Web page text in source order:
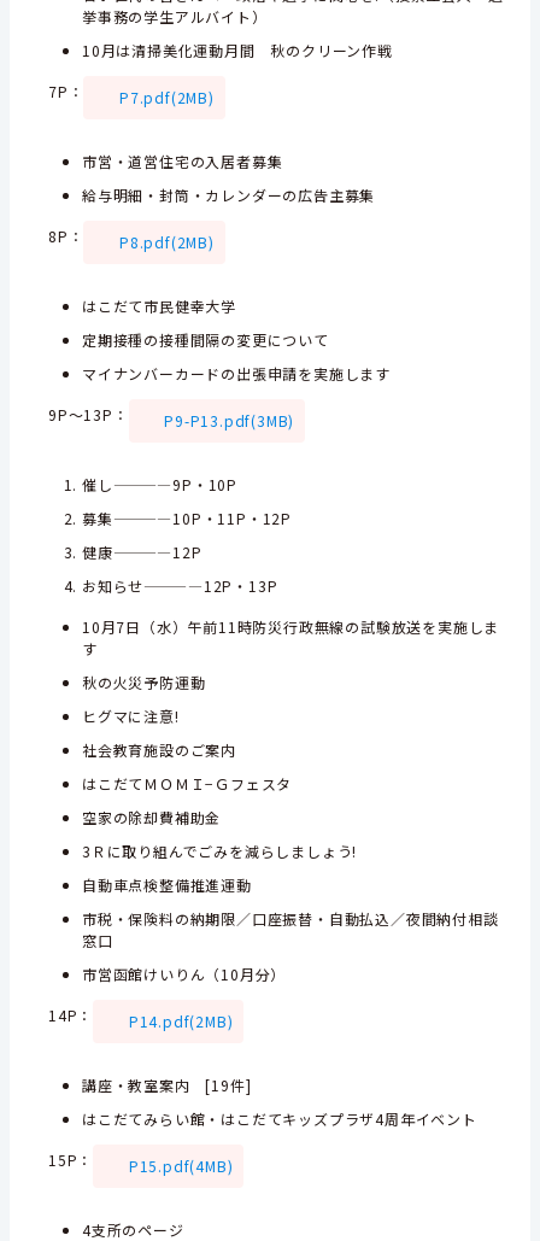
挙事務の学生アルバイト）
10月は清掃美化運動月間 秋のクリーン作戦
7P ： P7.pdf(2MB)
市営・道営住宅の入居者募集
給与明細・封筒・カレンダーの広告主募集
8P ： P8.pdf(2MB)
はこだて市民健幸大学
定期接種の接種間隔の変更について
マイナンバーカードの出張申請を実施します
9P～13P ： P9-P13.pdf(3MB)
催し————9P・10P
募集————10P・11P・12P
健康————12P
お知らせ————12P・13P
10月7日（水）午前11時防災行政無線の試験放送を実施しま
す
秋の火災予防運動
ヒグマに注意!
社会教育施設のご案内
はこだてＭＯＭＩ−Ｇフェスタ
空家の除却費補助金
3Ｒに取り組んでごみを減らしましょう!
自動車点検整備推進運動
市税・保険料の納期限／口座振替・自動払込／夜間納付相談
窓口
市営函館けいりん（10月分）
14P ： P14.pdf(2MB)
講座・教室案内 [19件]
はこだてみらい館・はこだてキッズプラザ4周年イベント
15P ： P15.pdf(4MB)
4支所のページ